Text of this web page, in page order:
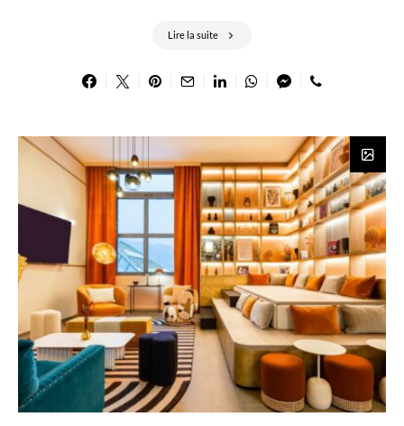
Lire la suite